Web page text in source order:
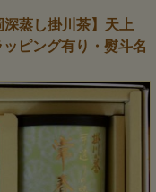
蒸し掛川茶】天上
ピング有り・熨斗名